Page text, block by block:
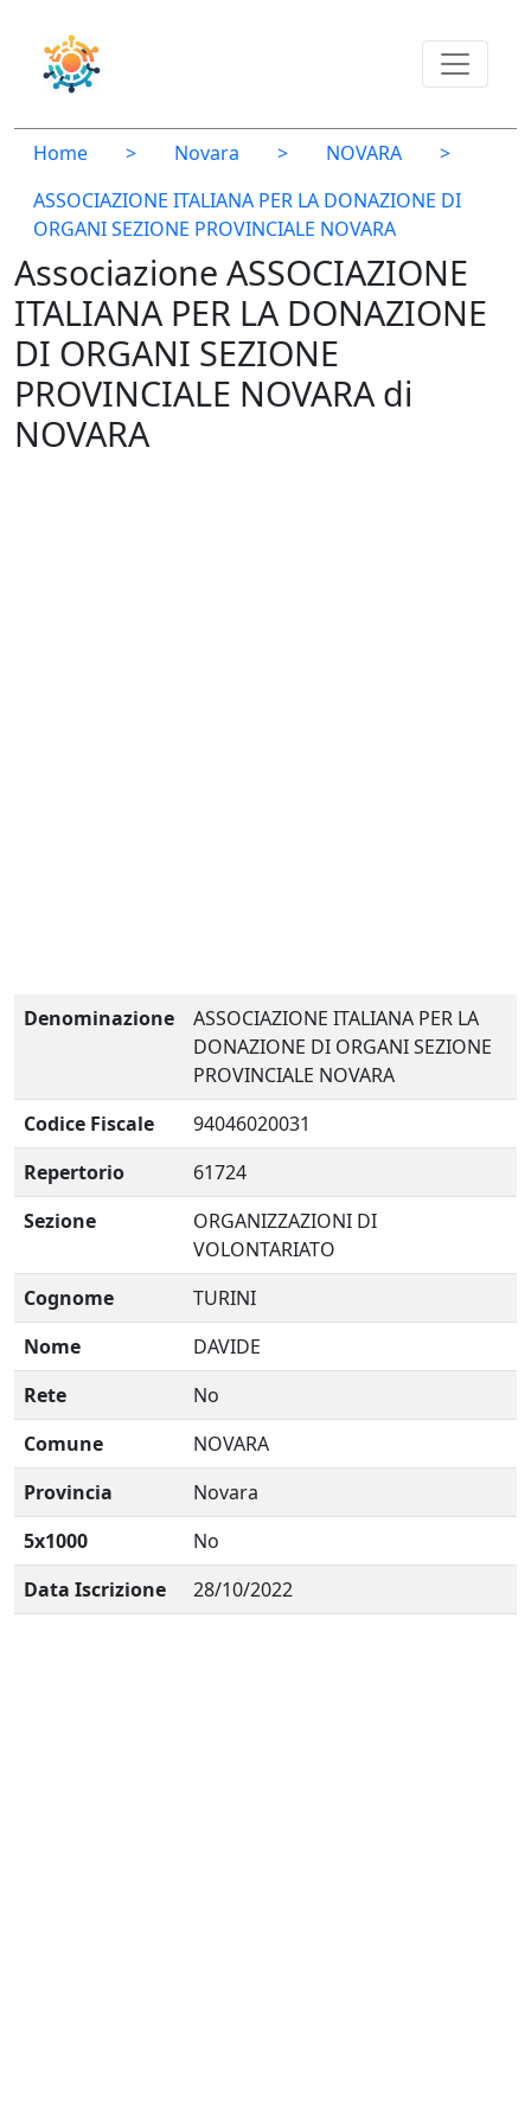
Home > Novara > NOVARA
>
ASSOCIAZIONE ITALIANA PER LA DONAZIONE DI
ORGANI SEZIONE PROVINCIALE NOVARA
Associazione ASSOCIAZIONE
ITALIANA PER LA DONAZIONE
DI ORGANI SEZIONE
PROVINCIALE NOVARA di
NOVARA
Denominazione
ASSOCIAZIONE ITALIANA PER LA
DONAZIONE DI ORGANI SEZIONE
PROVINCIALE NOVARA
Codice Fiscale
94046020031
Repertorio
61724
Sezione
ORGANIZZAZIONI DI
VOLONTARIATO
Cognome
TURINI
Nome
DAVIDE
Rete
No
Comune
NOVARA
Provincia
Novara
5x1000
No
Data Iscrizione
28/10/2022